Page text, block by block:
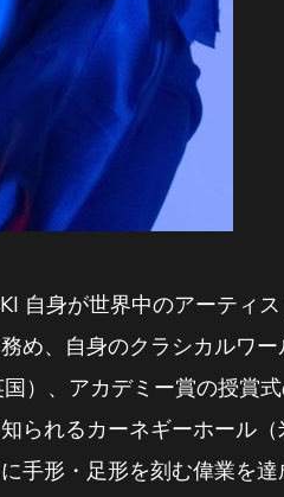
自身が世界中のアーティス
め、自身のクラシカルワー
）、アカデミー賞の授賞
られるカーネギーホール（
手形・足形を刻む偉業を達